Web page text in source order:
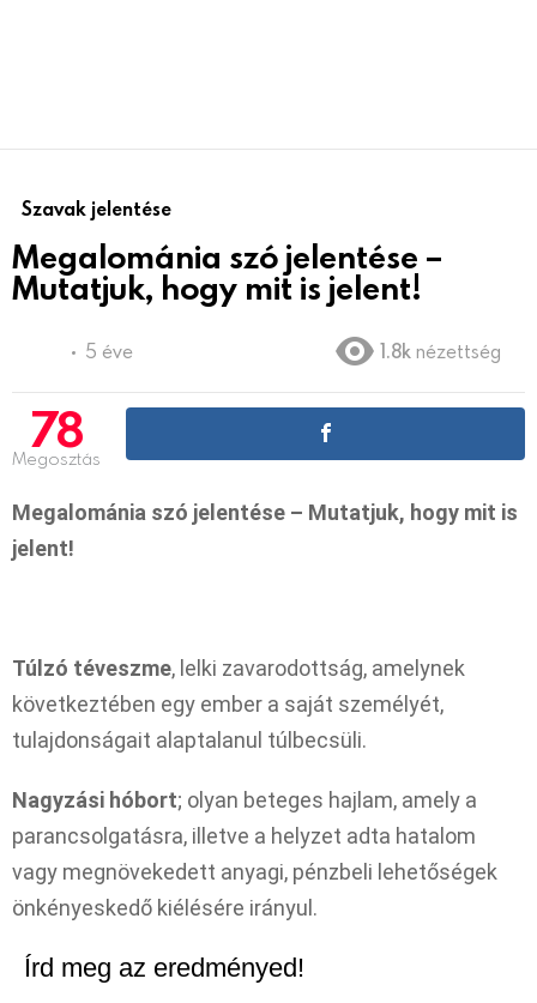
Szavak jelentése
Megalománia szó jelentése –
Mutatjuk, hogy mit is jelent!
5 éve 1.8k nézettség
78
Megosztás
Megalománia szó jelentése – Mutatjuk, hogy mit is
jelent!
Túlzó téveszme, lelki zavarodottság, amelynek
következtében egy ember a saját személyét,
tulajdonságait alaptalanul túlbecsüli.
Nagyzási hóbort; olyan beteges hajlam, amely a
parancsolgatásra, illetve a helyzet adta hatalom
vagy megnövekedett anyagi, pénzbeli lehetőségek
önkényeskedő kiélésére irányul.
Írd meg az eredményed!